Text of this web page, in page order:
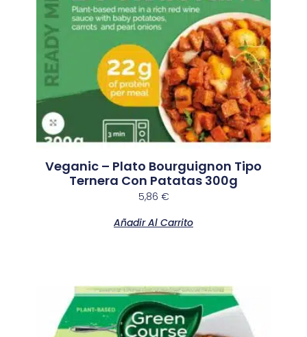
Veganic – Plato Bourguignon Tipo
Ternera Con Patatas 300g
5,86 €
Añadir Al Carrito